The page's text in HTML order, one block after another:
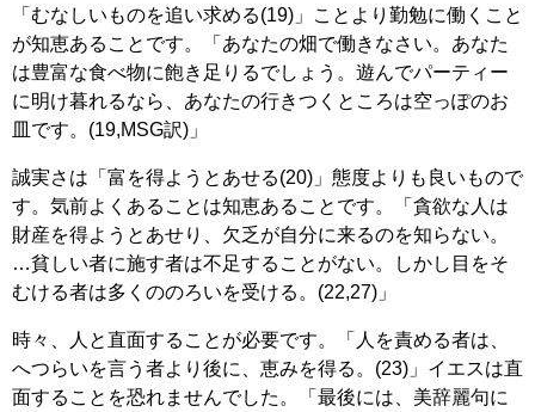
「むなしいものを追い求める(19)」ことより勤勉に働くこと
が知恵あることです。「あなたの畑で働きなさい。あなた
は豊富な食べ物に飽き足りるでしょう。遊んでパーティー
に明け暮れるなら、あなたの行きつくところは空っぽのお
皿です。(19,MSG訳)」
誠実さは「富を得ようとあせる(20)」態度よりも良いもので
す。気前よくあることは知恵あることです。「貪欲な人は
財産を得ようとあせり、欠乏が自分に来るのを知らない。
…貧しい者に施す者は不足することがない。しかし目をそ
むける者は多くののろいを受ける。(22,27)」
時々、人と直面することが必要です。「人を責める者は、
へつらいを言う者より後に、恵みを得る。(23)」イエスは直
面することを恐れませんでした。「最後には、美辞麗句に